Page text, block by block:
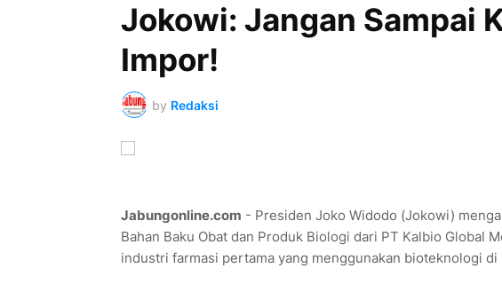
Jokowi: Jangan Sampai
Impor!
by Redaksi
Jabungonline.com - Presiden Joko Widodo (Jokowi)
Bahan Baku Obat dan Produk Biologi dari PT Kalbio Global
industri farmasi pertama yang menggunakan bioteknologi di